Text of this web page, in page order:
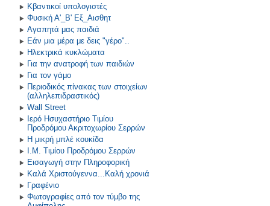
Κβαντικοί υπολογιστές
Φυσική Α'_Β' Εξ_Αισθητ
Αγαπητά μας παιδιά
Εάν μια μέρα με δεις "γέρο"..
Ηλεκτρικά κυκλώματα
Για την ανατροφή των παιδιών
Για τον γάμο
Περιοδικός πίνακας των στοιχείων
(αλληλεπιδραστικός)
Wall Street
Ιερό Ησυχαστήριο Τιμίου
Προδρόμου Ακριτοχωρίου Σερρών
Η μικρή μπλέ κουκίδα
Ι.Μ. Τιμίου Προδρόμου Σερρών
Εισαγωγή στην Πληροφορική
Καλά Χριστούγεννα...Καλή χρονιά
Γραφένιο
Φωτογραφίες από τον τύμβο της